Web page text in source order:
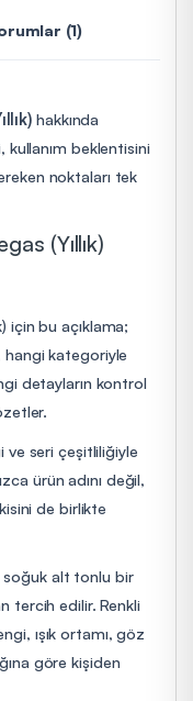
(1)
hakkında
kullanım beklentisini
noktaları tek
(Yıllık)
için bu açıklama;
kategoriyle
detayların kontrol
ve seri çeşitliliğiyle
ürün adını değil,
de birlikte
alt tonlu bir
tercih edilir. Renkli
ışık ortamı, göz
göre kişiden